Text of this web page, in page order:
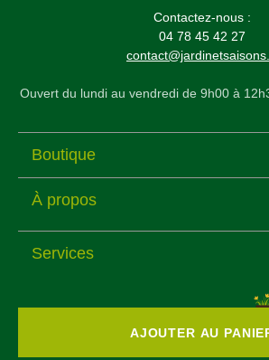
AJOUTER AU
Contactez-nous :
04 78 45 42 27
Ouvert du lundi au vendredi de 9h00 à
Boutique
À propos
Services